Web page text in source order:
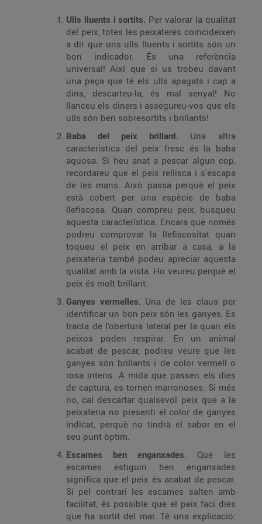
Ulls lluents i sortits. Per valorar la qualitat
del peix, totes les peixateres coincideixen
a dir que uns ulls lluents i sortits són un
bon indicador. És una referència
universal! Així que si us trobeu davant
una peça que té els ulls apagats i cap a
dins, descarteu-la, és mal senyal! No
llanceu els diners i assegureu-vos que els
ulls són ben sobresortits i brillants!
Baba del peix brillant. Una altra
característica del peix fresc és la baba
aquosa. Si heu anat a pescar algun cop,
recordareu que el peix rellisca i s'escapa
de les mans. Això passa perquè el peix
està cobert per una espècie de baba
llefiscosa. Quan compreu peix, busqueu
aquesta característica. Encara que només
podreu comprovar la llefiscositat quan
toqueu el peix en arribar a casa, a la
peixateria també podeu apreciar aquesta
qualitat amb la vista. Ho veureu perquè el
peix és molt brillant.
Ganyes vermelles. Una de les claus per
identificar un bon peix són les ganyes. Es
tracta de l’obertura lateral per la quan els
peixos poden respirar. En un animal
acabat de pescar, podreu veure que les
ganyes són brillants i de color vermell o
rosa intens. A mida que passen els dies
de captura, es tornen marronoses. Si més
no, cal descartar qualsevol peix que a la
peixateria no presenti el color de ganyes
indicat, perquè no tindrà el sabor en el
seu punt òptim.
Escames ben enganxades. Que les
escames estiguin ben enganxades
significa que el peix és acabat de pescar.
Si pel contrari les escames salten amb
facilitat, és possible que el peix faci dies
que ha sortit del mar. Té una explicació: